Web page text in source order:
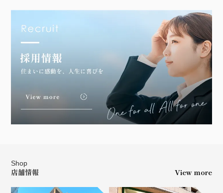
Shop
店舗情報 View more